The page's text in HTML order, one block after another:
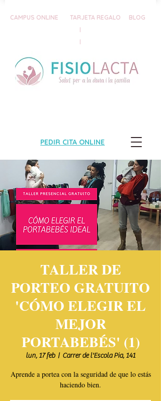
PEDIR CITA ONLINE
CAMPUS ONLINE TARJETA REGALO BLOG
TALLER DE
PORTEO GRATUITO
'CÓMO ELEGIR EL
MEJOR
PORTABEBÉS' (1)
lun, 17 feb
  |
Carrer de l'Escola Pia, 141
Aprende a portea con la seguridad de que lo estás
haciendo bien.